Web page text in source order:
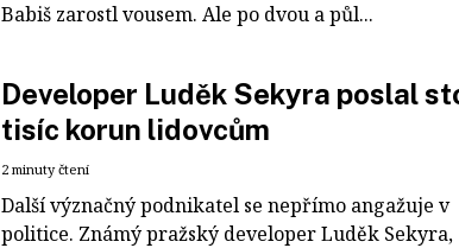
Babiš zarostl vousem. Ale po dvou a půl...
Developer Luděk Sekyra poslal
tisíc korun lidovcům
2 minuty čtení
Další význačný podnikatel se nepřímo angažuje v
politice. Známý pražský developer Luděk Sekyra,